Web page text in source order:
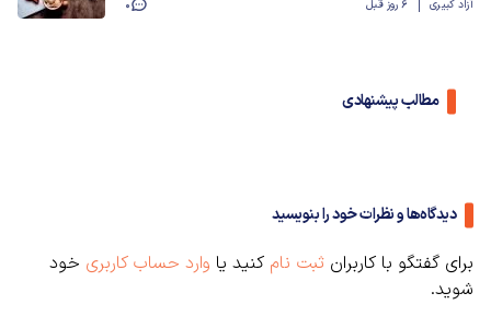
آزاد کبیری 6 روز قبل 0
مطالب پیشنهادی
دیدگاه‌ها و نظرات خود را بنویسید
برای گفتگو با کاربران ثبت نام کنید یا وارد حساب کاربری خود
شوید.